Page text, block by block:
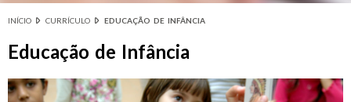
INÍCIO CURRÍCULO EDUCAÇÃO DE INFÂNCIA
Educação de Infância